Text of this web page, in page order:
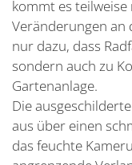
kommt es
Veränderungen an
nur dazu, dass
sondern auch zu
Gartenanlage.
Die
aus über einen
das feuchte